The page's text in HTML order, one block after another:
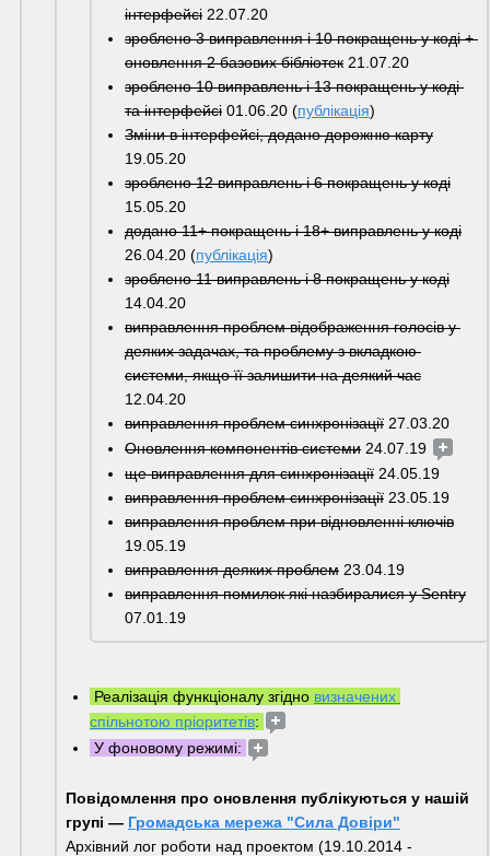
інтерфейсі 22.07.20
зроблено 3 виправлення і 10 покращень у коді +
оновлення 2 базових бібліотек 21.07.20
зроблено 10 виправлень і 13 покращень у коді
та інтерфейсі 01.06.20 (публікація)
Зміни в інтерфейсі, додано дорожню карту
19.05.20
зроблено 12 виправлень і 6 покращень у коді
15.05.20
додано 11+ покращень і 18+ виправлень у коді
26.04.20 (публікація)
зроблено 11 виправлень і 8 покращень у коді
14.04.20
виправлення проблем відображення голосів у
деяких задачах, та проблему з вкладкою
системи, якщо її залишити на деякий час
12.04.20
виправлення проблем синхронізації 27.03.20
Оновлення компонентів системи 24.07.19
ще виправлення для синхронізації 24.05.19
виправлення проблем синхронізації 23.05.19
виправлення проблем при відновленні ключів
19.05.19
виправлення деяких проблем 23.04.19
виправлення помилок які назбиралися у Sentry
07.01.19
Реалізація функціоналу згідно визначених
спільнотою пріоритетів:
У фоновому режимі:
Повідомлення про оновлення публікуються у нашій
групі — Громадська мережа "Сила Довіри"
Архівний лог роботи над проектом (19.10.2014 -